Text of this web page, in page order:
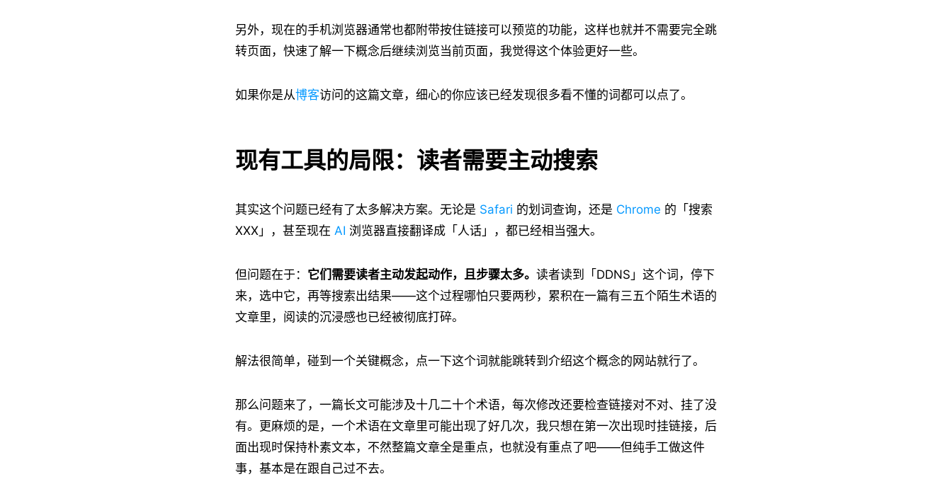
另外，现在的手机浏览器通常也都附带按住链接可以预览的功能，这样也就并不需要完全跳
转页面，快速了解一下概念后继续浏览当前页面，我觉得这个体验更好一些。
如果你是从博客访问的这篇文章，细心的你应该已经发现很多看不懂的词都可以点了。
现有工具的局限：读者需要主动搜索
其实这个问题已经有了太多解决方案。无论是 Safari 的划词查询，还是 Chrome 的「搜索
XXX」，甚至现在 AI 浏览器直接翻译成「人话」，都已经相当强大。
但问题在于： 它们需要读者主动发起动作，且步骤太多。 读者读到「DDNS」这个词，停下
来，选中它，再等搜索出结果——这个过程哪怕只要两秒，累积在一篇有三五个陌生术语的
文章里，阅读的沉浸感也已经被彻底打碎。
解法很简单，碰到一个关键概念，点一下这个词就能跳转到介绍这个概念的网站就行了。
那么问题来了，一篇长文可能涉及十几二十个术语，每次修改还要检查链接对不对、挂了没
有。更麻烦的是，一个术语在文章里可能出现了好几次，我只想在第一次出现时挂链接，后
面出现时保持朴素文本，不然整篇文章全是重点，也就没有重点了吧——但纯手工做这件
事，基本是在跟自己过不去。